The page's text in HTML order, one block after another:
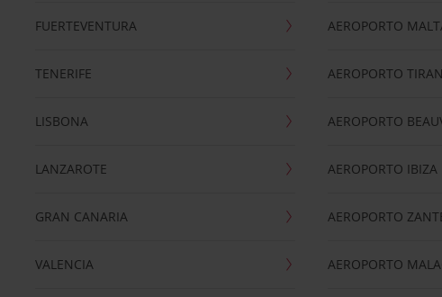
FUERTEVENTURA
TENERIFE
LISBONA
LANZAROTE
GRAN CANARIA
VALENCIA
AEROPORTO
AEROPORTO
AEROPORTO
AEROPORTO IBIZA
AEROPORTO
AEROPORTO